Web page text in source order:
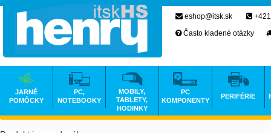
eshop@itsk.sk
Často kladené otázky
JARNÉ
POMÔCKY
PC,
NOTEBOOKY
MOBILY,
TABLETY,
HODINKY
PC
KOMPONENTY
PERIFÉRIE